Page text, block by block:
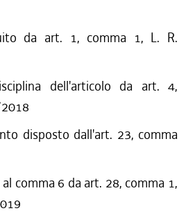
da art. 1, comma 1, L. R.
dell'articolo da art. 4,
disposto dall'art. 23, comma
comma 6 da art. 28, comma 1,